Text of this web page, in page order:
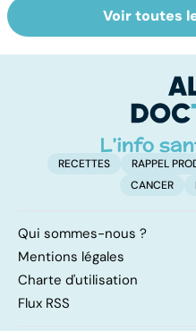
HPV : tout savoir
sur les
Voir toutes
RECETTES RAPPEL
CANCER
Qui sommes-nous ?
Mentions légales
Charte d'utilisation
Flux RSS